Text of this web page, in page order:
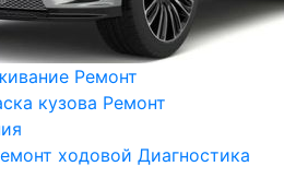
Ремонт
кузова Ремонт
ходовой Диагностика